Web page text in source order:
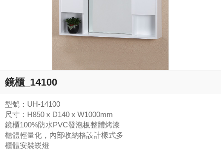
鏡櫃_14100
型號：UH-14100
尺寸：H850 x D140 x W1000mm
鏡櫃100%防水PVC發泡板整體烤漆
櫃體輕量化，內部收納格設計樣式多
櫃體安裝崁燈